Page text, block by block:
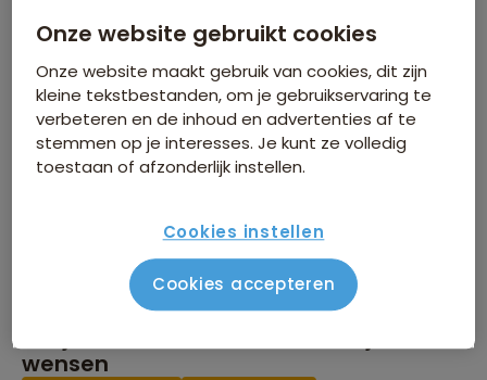
Groepsrondreizen Saoedi-
Arabië
Ontdek Saoedi-Arabië op een afwisselende en unieke
rondreis.
accommodaties
Verken hoofdstad Riyad, oude stad Jeddah en
Madain Saleh
Ervaar tradities, avontuur en onvergetelijke
wensen
Onze website gebruikt cookies
Onze website maakt gebruik van cookies, dit zijn
kleine tekstbestanden, om je gebruikservaring te
verbeteren en de inhoud en advertenties af te
stemmen op je interesses. Je kunt ze volledig
toestaan of afzonderlijk instellen.
Cookies instellen
Cookies accepteren